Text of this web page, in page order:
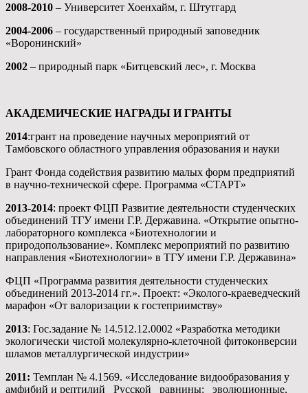
2008-2010 – Университет Хоенхайм, г. Штутгард
2004-2006 – государственный природный заповедник
«Воронинский»
2002 – природный парк «Битцевский лес», г. Москва
АКАДЕМИЧЕСКИЕ НАГРАДЫ И ГРАНТЫ
2014:грант на проведение научных мероприятий от
Тамбовского областного управления образования и науки
Грант Фонда содействия развитию малых форм предприятий
в научно-технической сфере. Программа «СТАРТ»
2013-2014: проект ФЦП Развитие деятельности студенческих
объединений ТГУ имени Г.Р. Державина. «Открытие опытно-
лабораторного комплекса «Биотехнологии и
природопользование». Комплекс мероприятий по развитию
направления «Биотехнологии» в ТГУ имени Г.Р. Державина»
ФЦП «Программа развития деятельности студенческих
объединений 2013-2014 гг.». Проект: «Эколого-краеведческий
марафон «От валоризации к гостеприимству»
2013: Гос.задание № 14.512.12.0002 «Разработка методики
экологически чистой молекулярно-клеточной фитоконверсии
шламов металлургической индустрии»
2011: Темплан № 4.1569. «Исследование видообразования у
амфибий и рептилий Русской равнины: эволюционные,